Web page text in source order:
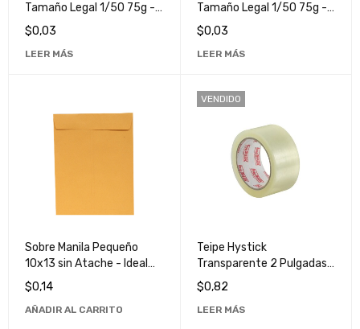
Tamaño Legal 1/50 75g -
Papelería de Alta Calidad
para Documentos
Oficiales
$0,03
LEER MÁS
Tamaño Legal 1/50 75g -
Papelería de Alta Calidad
para Documentos
Oficiales
$0,03
LEER MÁS
Sobre Manila Pequeño
10x13 sin Atache - Ideal
para Documentos y
Archivos
$0,14
AÑADIR AL CARRITO
VENDIDO
Teipe Hystick
Transparente 2 Pulgadas
x 90 Yardas - Cinta
Adhesiva de Alta
Resistencia
$0,82
LEER MÁS